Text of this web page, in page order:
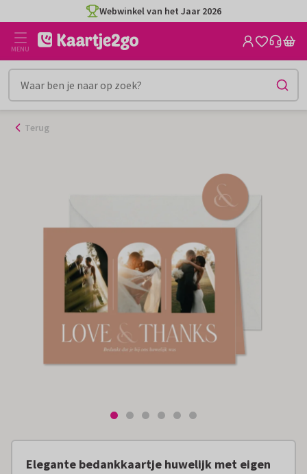
naar
inhoud
Webwinkel van het Jaar 2026
MENU
Terug
Elegante bedankkaartje huwelijk met eigen